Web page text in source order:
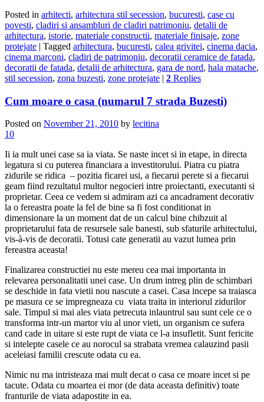
Posted in arhitecti, arhitectura stil secession, bucuresti, case cu
povesti, cladiri si ansambluri de cladiri patrimoniu, detalii de
arhitectura, istorie, materiale constructii, materiale finisaje, zone
protejate | Tagged arhitectura, bucuresti, calea grivitei, cinema dacia,
cinema marconi, cladiri de patrimoniu, decoratii ceramice de fatada,
decoratii de fatada, detalii de arhitectura, gara de nord, hala matache,
stil secession, zona buzesti, zone protejate | 2 Replies
Cum moare o casa (numarul 7 strada Buzesti)
Posted on November 21, 2010 by lecitina
10
Ii ia mult unei case sa ia viata. Se naste incet si in etape, in directa
legatura si cu puterea financiara a investitorului. Piatra cu piatra
zidurile se ridica – pozitia ficarei usi, a fiecarui perete si a fiecarui
geam fiind rezultatul multor negocieri intre proiectanti, executanti si
proprietar. Ceea ce vedem si admiram azi ca ancadrament decorativ
la o fereastra poate la fel de bine sa fi fost conditionat in
dimensionare la un moment dat de un calcul bine chibzuit al
proprietarului fata de resursele sale banesti, sub sfaturile arhitectului,
vis-à-vis de decoratii. Totusi cate generatii au vazut lumea prin
fereastra aceasta!
Finalizarea constructiei nu este mereu cea mai importanta in
relevarea personalitatii unei case. Un drum intreg plin de schimbari
se deschide in fata vietii nou nascute a casei. Casa incepe sa traiasca
pe masura ce se impregneaza cu viata traita in interiorul zidurilor
sale. Timpul si mai ales viata petrecuta inlauntrul sau sunt cele ce o
transforma intr-un martor viu al unor vieti, un organism ce sufera
cand cade in uitare si este rupt de viata ce l-a insufletit. Sunt fericite
si intelepte casele ce au norocul sa strabata vremea calauzind pasii
aceleiasi familii crescute odata cu ea.
Nimic nu ma intristeaza mai mult decat o casa ce moare incet si pe
tacute. Odata cu moartea ei mor (de data aceasta definitiv) toate
franturile de viata adapostite in ea.